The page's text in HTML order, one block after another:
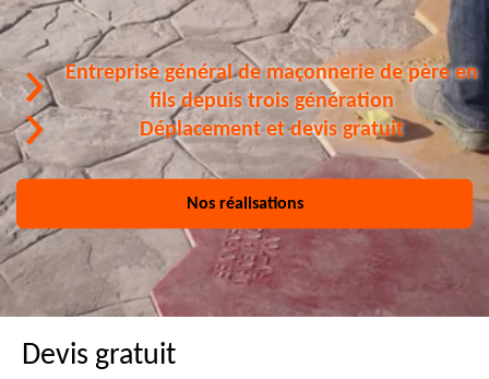
Entreprise général de maçonnerie de père en
fils depuis trois génération
Déplacement et devis gratuit
Nos réalisations
Devis gratuit